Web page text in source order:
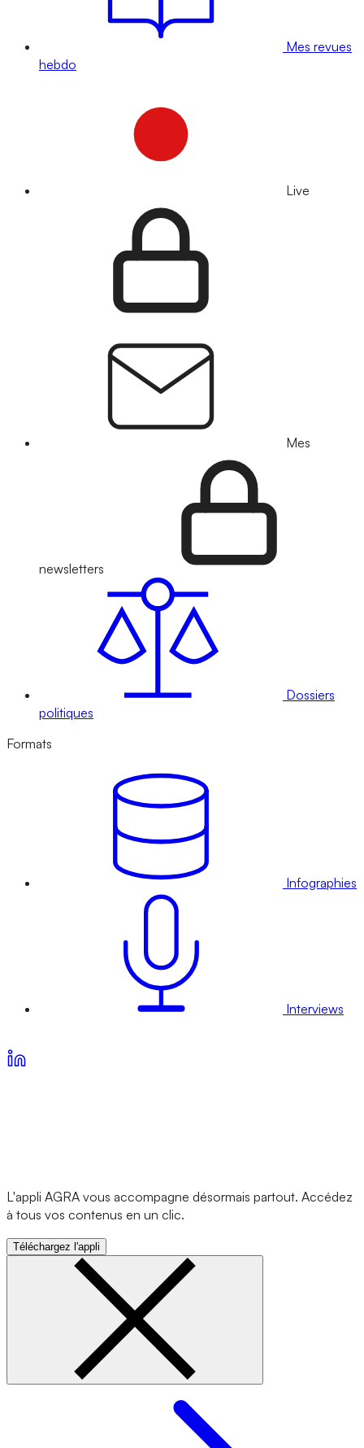
Mes revues
hebdo
Live
Mes
newsletters
Dossiers
politiques
Formats
Infographies
Interviews
L'appli AGRA vous accompagne désormais partout. Accédez
à tous vos contenus en un clic.
Téléchargez l'appli